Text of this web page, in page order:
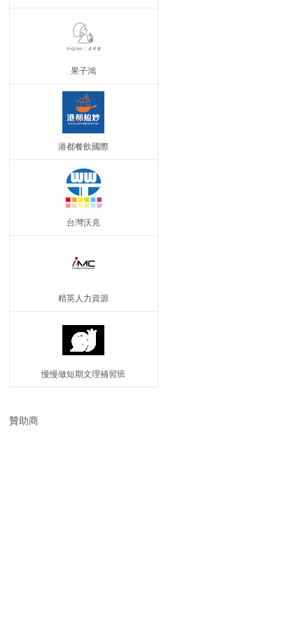
果子鴻
港都餐飲國際
台灣沃克
精英人力資源
慢慢做短期文理補習班
贊助商